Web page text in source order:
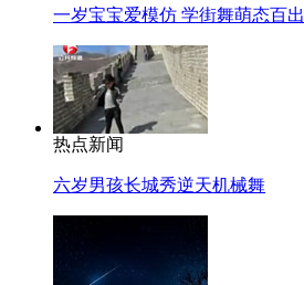
一岁宝宝爱模仿 学街舞萌态百出
热点新闻
六岁男孩长城秀逆天机械舞